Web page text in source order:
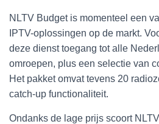
NLTV Budget is momenteel een
IPTV-oplossingen op de markt.
deze dienst toegang tot alle
omroepen, plus een selectie van
Het pakket omvat tevens 20
catch-up functionaliteit.
Ondanks de lage prijs scoort